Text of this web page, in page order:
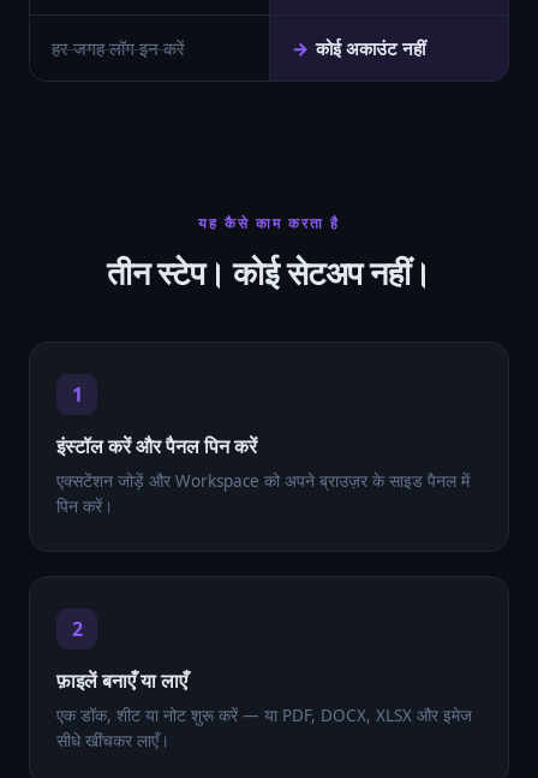
हर जगह लॉग इन करें कोई अकाउंट नहीं
यह कैसे काम करता है
तीन स्टेप। कोई सेटअप नहीं।
1
इंस्टॉल करें और पैनल पिन करें
एक्सटेंशन जोड़ें और Workspace को अपने ब्राउज़र के साइड पैनल में
पिन करें।
2
फ़ाइलें बनाएँ या लाएँ
एक डॉक, शीट या नोट शुरू करें — या PDF, DOCX, XLSX और इमेज
सीधे खींचकर लाएँ।